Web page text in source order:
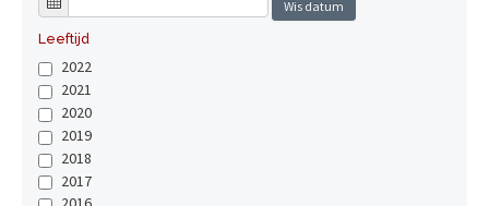
Wis datum
Leeftijd
2022
2021
2020
2019
2018
2017